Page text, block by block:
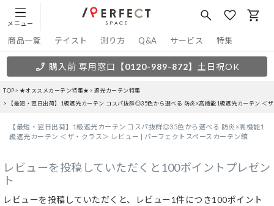
メニュー
商品一覧 テイスト 測り方 Q&A サービス 特集
購入前 専用窓口 【0120-989-872】 土日祝OK
TOP ★オススメカーテン特集★
遮光カーテン特集
【最短・翌日出荷】1級遮光カーテン コスパ抜群◎35色から選べる 防炎×高機能1級遮光カーテン ＜
【最短・翌日出荷】1級遮光カーテン コスパ抜群◎35色から選べる 防炎×高機能1
級遮光カーテン ＜ザ・クラス＞ レビュー | パーフェクトスペースカーテン館
レビューを投稿していただくと100ポイントプレゼン
ト
レビューを投稿していただくと、レビュー1件につき100ポイント